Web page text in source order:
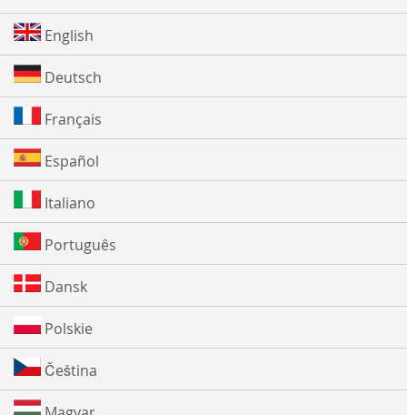
English
Deutsch
Français
Español
Italiano
Português
Dansk
Polskie
Čeština